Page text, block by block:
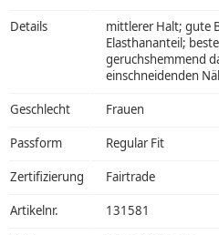
Details
mittlerer Halt; gute
Elasthananteil;
geruchshemmend
einschneidenden
Geschlecht Frauen
Passform Regular Fit
Zertifizierung Fairtrade
Artikelnr. 131581